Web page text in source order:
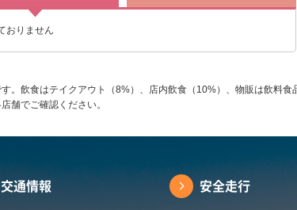
おりません
。飲食はテイクアウト（8%）、店内飲食（10%）、物販は飲料
舗でご確認ください。
交通情報 安全走行